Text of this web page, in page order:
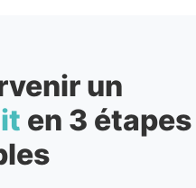
un
en 3 étapes